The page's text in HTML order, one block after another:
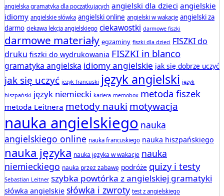
angielska gramatyka dla początkujących angielski dla dzieci angielskie
idiomy angielskie słówka angielski online angielski w wakacje angielski za
darmo ciekawa lekcja angielskiego ciekawostki darmowe fiszki
darmowe materiały egzaminy fiszki dla dzieci FISZKI do
druku fiszki do wydrukowania FISZKI in blanco
gramatyka angielska idiomy angielskie jak się dobrze uczyć
jak się uczyć jezyk francuski język angielski język
hiszpański język niemiecki kariera memobox metoda fiszek
metoda Leitnera metody nauki motywacja
nauka angielskiego nauka
angielskiego online nauka francuskiego nauka hiszpańskiego
nauka języka nauka języka w wakacje nauka
niemieckiego nauka przez zabawę podróże quizy i testy
Sebastian Leitner szybka powtórka z angielskiej gramatyki
słówka angielskie słówka i zwroty test z angielskiego